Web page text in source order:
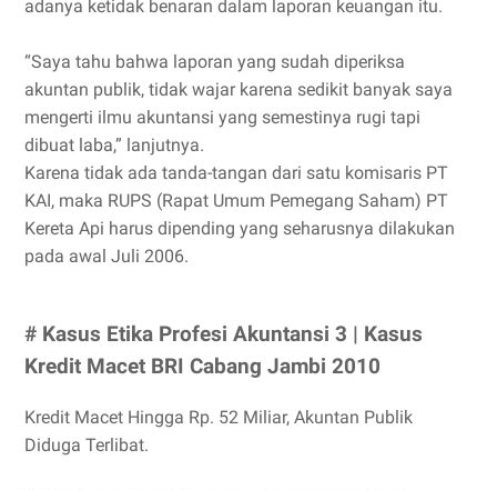
adanya ketidak benaran dalam laporan keuangan itu.
“Saya tahu bahwa laporan yang sudah diperiksa
akuntan publik, tidak wajar karena sedikit banyak saya
mengerti ilmu akuntansi yang semestinya rugi tapi
dibuat laba,” lanjutnya.
Karena tidak ada tanda-tangan dari satu komisaris PT
KAI, maka RUPS (Rapat Umum Pemegang Saham) PT
Kereta Api harus dipending yang seharusnya dilakukan
pada awal Juli 2006.
# Kasus Etika Profesi Akuntansi 3 | Kasus
Kredit Macet BRI Cabang Jambi 2010
Kredit Macet Hingga Rp. 52 Miliar, Akuntan Publik
Diduga Terlibat.